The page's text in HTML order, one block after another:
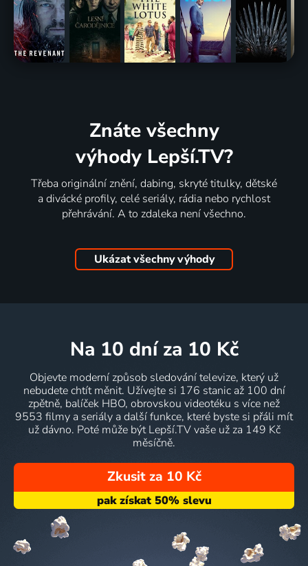
Znáte všechny
výhody Lepší.TV?
Třeba originální znění, dabing, skryté titulky, dětské
a divácké profily, celé seriály, rádia nebo rychlost
přehrávání. A to zdaleka není všechno.
Ukázat všechny výhody
na 10 dní za 10 Kč
Objevte moderní způsob sledování televize, který už
nebudete chtít měnit. Užívejte si 176 stanic až 100 dní
zpětně, balíček HBO, obrovskou videotéku s více než
9553 filmy a seriály a další funkce, které byste si přáli mít
už dávno. Poté může být Lepší.TV vaše už za 149 Kč
měsíčně.
Zkusit za 10 Kč